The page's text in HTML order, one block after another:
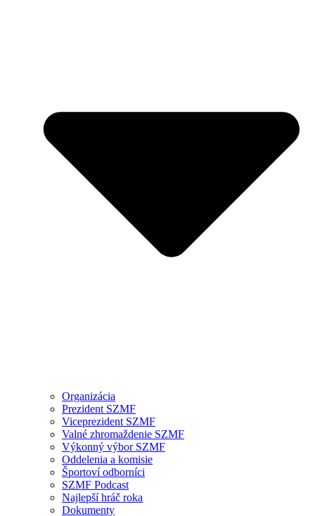
Organizácia
Prezident SZMF
Viceprezident SZMF
Valné zhromaždenie SZMF
Výkonný výbor SZMF
Oddelenia a komisie
Športoví odborníci
SZMF Podcast
Najlepší hráč roka
Dokumenty